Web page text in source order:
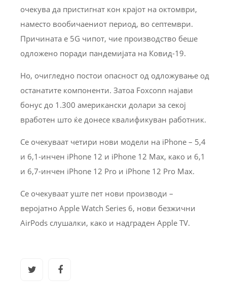
очекува да пристигнат кон крајот на октомври,
наместо вообичаениот период, во септември.
Причината е 5G чипот, чие производство беше
одложено поради пандемијата на Ковид-19.
Но, очигледно постои опасност од одложување од
останатите компоненти. Затоа Foxconn најави
бонус до 1.300 американски долари за секој
вработен што ќе донесе квалификуван работник.
Се очекуваат четири нови модели на iPhone – 5,4
и 6,1-инчен iPhone 12 и iPhone 12 Max, како и 6,1
и 6,7-инчен iPhone 12 Pro и iPhone 12 Pro Max.
Се очекуваат уште пет нови производи –
веројатно Apple Watch Series 6, нови безжични
AirPods слушалки, како и надграден Apple TV.